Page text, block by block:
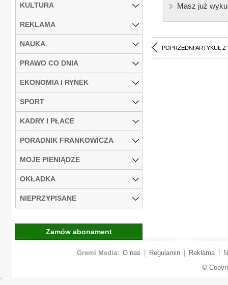
Masz już
POPRZEDNI ARTYKUŁ Z
KULTURA
REKLAMA
NAUKA
PRAWO CO DNIA
EKONOMIA I RYNEK
SPORT
KADRY I PŁACE
PORADNIK FRANKOWICZA
MOJE PIENIĄDZE
OKŁADKA
NIEPRZYPISANE
Zamów abonament
Gremi Media: O nas Regulamin Reklama
©